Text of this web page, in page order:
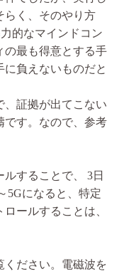
く、そのやり方
的なマインドコン
の最も得意とする手
負えないものだと
証拠が出てこない
です。なので、参考
することで、 3日
5Gになると、特定
ールすることは、
ください。電磁波を